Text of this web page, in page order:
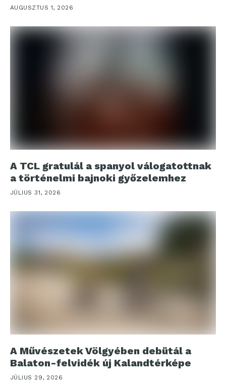
AUGUSZTUS 1, 2026
A TCL gratulál a spanyol válogatottnak
a történelmi bajnoki győzelemhez
JÚLIUS 31, 2026
A Művészetek Völgyében debütál a
Balaton-felvidék új Kalandtérképe
JÚLIUS 29, 2026